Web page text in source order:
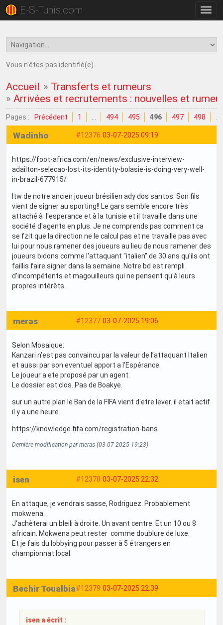
la
E-S-Tunis.com
Vous n'êtes pas identifié(e).
Accueil » Transferts et rumeurs
» Arrivées et recrutements : nouvelles et
Pages : Précédent 1 494 495 496 497 498
#12376 03-07-2025 09:19
Wadinho
https://foot-africa.com/en/news/exclusive-interview-
adailton-selecao-lost-its-identity-bolasie-is-doing-very-well-
in-brazil-677915/
Itw de notre ancien joueur brésilien ady dos santos. Son fils
vient de signer au sporting!! Le gars semble encore très
attaché à l'esperance et à la tunisie et il travaille dans une
société d'agents en plus. Je ne comprends pas comment ca
se fzit que la direction ne le calcul pas et ne travaille pas avec
lui pour nous ramener des joueurs au lieu de nous ramener des
joueurs bidons comme l'attaquant "italien" de 30 ans qu'ils ont
faillis faire signer dans la semaine. Notre bd est rempli
d'incompétents et magouilleurs qui ne pensent qu'à leurs
propres intérêts.
#12377 03-07-2025 19:06
meras
Selon Mosaique:
Kanzari n’est pas convaincu par la valeur de l’attaquant Italien
et aussi par son eventuel apport a l’Espérance.
Le joueur a ete proposé par un agent.
Le dossier est clos. Pas de Boakye.
sur un autre plan le Ban de la FIFA vient d'etre lever. il etait actif
il y a une heure.
https://knowledge.fifa.com/registration-bans
Dernière modification par meras (03-07-2025 19:23)
#12378 03-07-2025 22:32
isen
En attaque, je vendrais sasse, Rodriguez. Probablement
mokwena.
J’achèterai un bleili à droite. Un avant centre. Et un 10 ou 8
africain. Mokwena peut rester comme doublure de luxe.
Et je fais du lobbying pour passer à 5 étrangers en
championnat local.
#12379 03-07-2025 22:39
Bechir Toualbia
isen a écrit :